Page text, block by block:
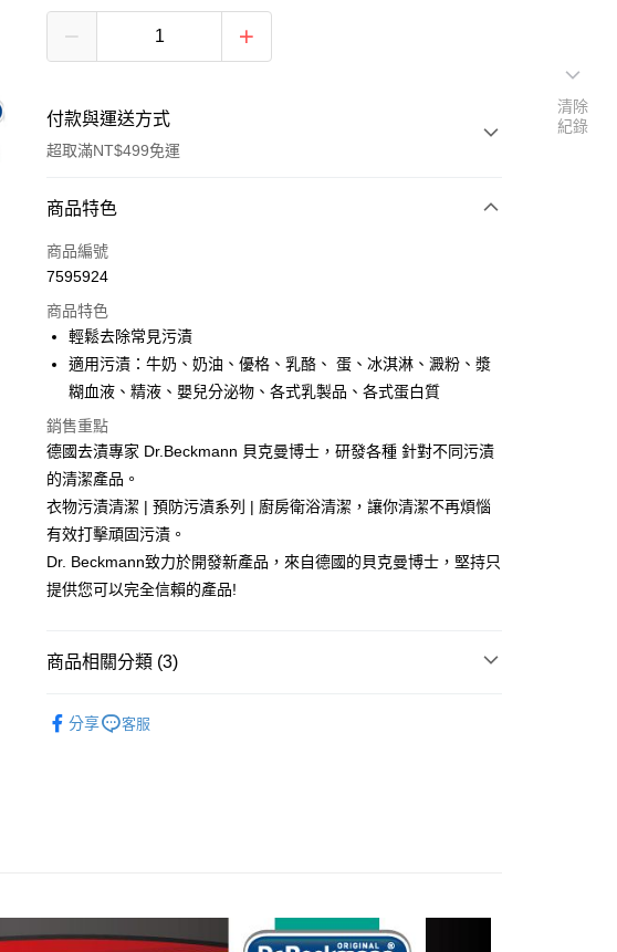
付款與運送方式
超取滿NT$499免運
付款方式
信用卡一次付款
LINE Pay
Apple Pay
悠遊付
AFTEE先享後付
相關說明
【關於「AFTEE先享後付」】
AFTEE先享後付是「在收到商品之後才付款」的支付方式。 讓您購物簡單
２．便利：只要手機號碼，簡訊認證，即可結帳。
【「AFTEE先享後付」結帳流程】
是否繳費成功／繳費後需取消欲退款等相關疑問，請聯繫「AFTEE先享後
付客戶支援中心」https://netprotections.freshdesk.com/support/home
ATM付款
運送方式
全家取貨付款
商品特色
商品編號
7595924
商品特色
輕鬆去除常見污漬
適用污漬：牛奶、奶油、優格、乳酪、 蛋、冰淇淋、澱粉、漿
糊血液、精液、嬰兒分泌物、各式乳製品、各式蛋白質
銷售重點
德國去漬專家 Dr.Beckmann 貝克曼博士，研發各種 針對不同污漬
的清潔產品。
衣物污漬清潔 | 預防污漬系列 | 廚房衛浴清潔，讓你清潔不再煩惱
有效打擊頑固污漬。
Dr. Beckmann致力於開發新產品，來自德國的貝克曼博士，堅持只
提供您可以完全信賴的產品!
商品相關分類 (3)
分享 客服
清除
紀錄